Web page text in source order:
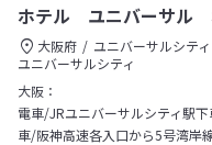
ホテル ユニバーサル
大阪府
ユニバーサルシテ
ユニバーサルシティ
大阪：
電車/JRユニバーサルシティ駅
車/阪神高速各入口から5号湾岸